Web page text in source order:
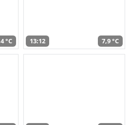
°C 13:12 7,9 °C